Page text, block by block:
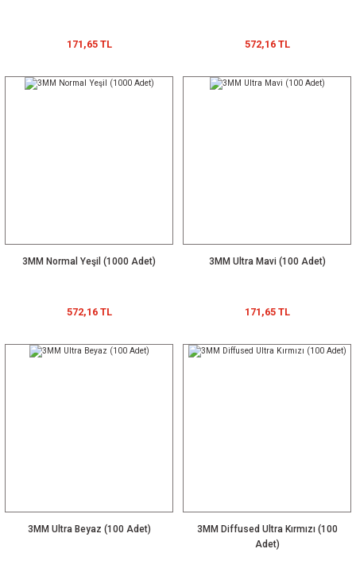
171,65 TL 572,16 TL
3MM Normal Yeşil (1000 Adet)
572,16 TL
3MM Ultra Mavi (100 Adet)
171,65 TL
3MM Ultra Beyaz (100 Adet)
3MM Diffused Ultra Kırmızı (100
Adet)